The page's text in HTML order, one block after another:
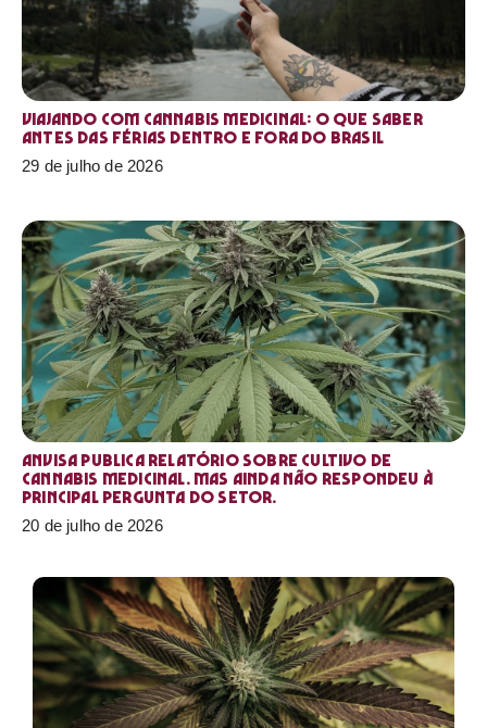
Viajando com cannabis medicinal: o que saber
antes das férias dentro e fora do Brasil
29 de julho de 2026
Anvisa publica relatório sobre cultivo de
Cannabis medicinal. Mas ainda não respondeu à
principal pergunta do setor.
20 de julho de 2026